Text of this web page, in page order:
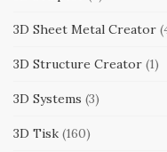
3D Sheet Metal Creator
3D Structure Creator (1)
3D Systems (3)
3D Tisk (160)